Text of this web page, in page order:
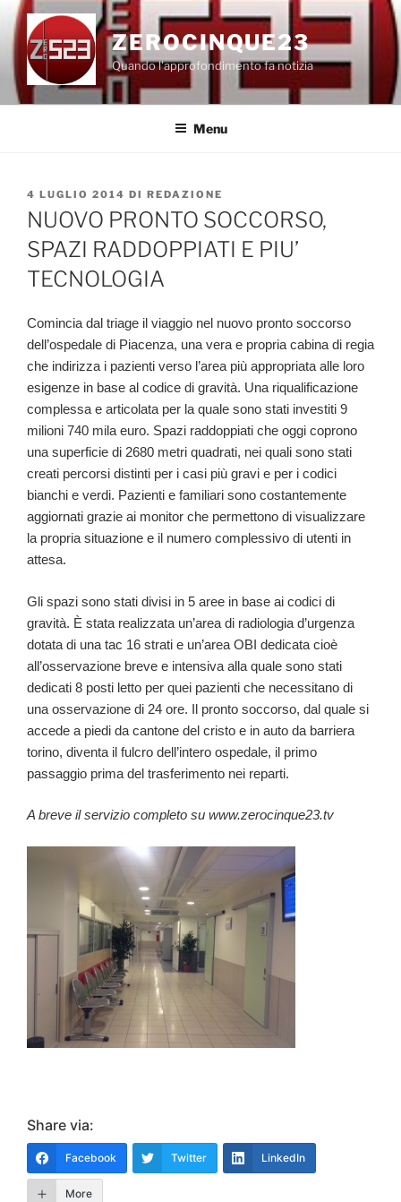
Salta
contenuto
ZEROCINQUE23
Quando l'approfondimento fa notizia
Menu
PUBBLICATO
IL
4 LUGLIO 2014 DI REDAZIONE
NUOVO PRONTO SOCCORSO,
SPAZI RADDOPPIATI E PIU’
TECNOLOGIA
Comincia dal triage il viaggio nel nuovo pronto soccorso
dell’ospedale di Piacenza, una vera e propria cabina di regia
che indirizza i pazienti verso l’area più appropriata alle loro
esigenze in base al codice di gravità. Una riqualificazione
complessa e articolata per la quale sono stati investiti 9
milioni 740 mila euro. Spazi raddoppiati che oggi coprono
una superficie di 2680 metri quadrati, nei quali sono stati
creati percorsi distinti per i casi più gravi e per i codici
bianchi e verdi. Pazienti e familiari sono costantemente
aggiornati grazie ai monitor che permettono di visualizzare
la propria situazione e il numero complessivo di utenti in
attesa.
Gli spazi sono stati divisi in 5 aree in base ai codici di
gravità. È stata realizzata un’area di radiologia d’urgenza
dotata di una tac 16 strati e un’area OBI dedicata cioè
all’osservazione breve e intensiva alla quale sono stati
dedicati 8 posti letto per quei pazienti che necessitano di
una osservazione di 24 ore. Il pronto soccorso, dal quale si
accede a piedi da cantone del cristo e in auto da barriera
torino, diventa il fulcro dell’intero ospedale, il primo
passaggio prima del trasferimento nei reparti.
A breve il servizio completo su www.zerocinque23.tv
Share via:
Facebook Twitter LinkedIn
More